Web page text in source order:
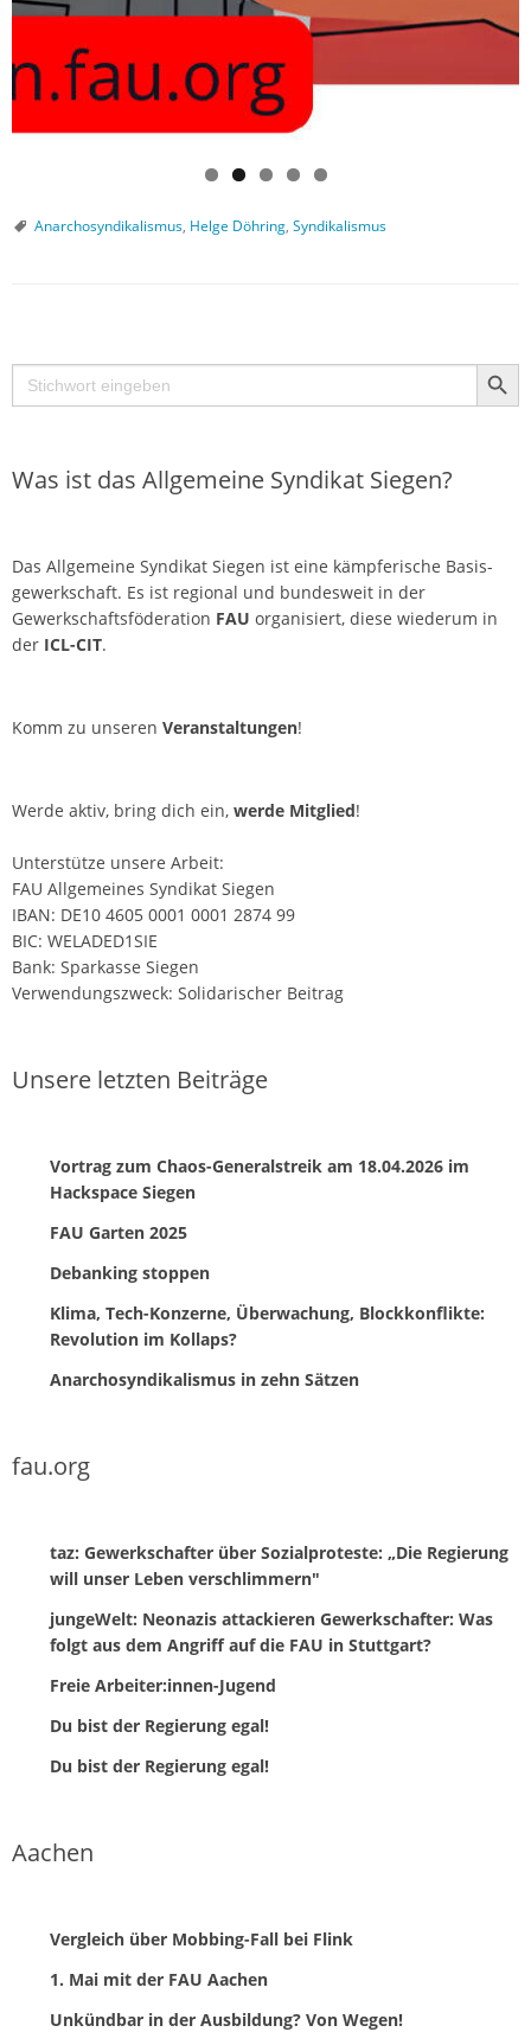
Anarchosyndikalismus, Helge Döhring, Syndikalismus
o
s
N
i
g
a
o
Search
for:
Search
Was ist das Allgemeine Syndikat Siegen?
Das Allgemeine Syndikat Siegen ist eine kämpferische Basis­
gewerkschaft. Es ist regional und bundesweit in der
Gewerkschaftsföderation FAU organisiert, diese wiederum in
der ICL-CIT.
Komm zu unseren Veranstaltungen!
Werde aktiv, bring dich ein, werde Mitglied!
Unterstütze unsere Arbeit:
FAU Allgemeines Syndikat Siegen
IBAN: DE10 4605 0001 0001 2874 99
BIC: WELADED1SIE
Bank: Sparkasse Siegen
Verwendungszweck: Solidarischer Beitrag
Unsere letzten Beiträge
Vortrag zum Chaos-Generalstreik am 18.04.2026 im
Hackspace Siegen
FAU Garten 2025
Debanking stoppen
Klima, Tech-Konzerne, Überwachung, Blockkonflikte:
Revolution im Kollaps?
Anarchosyndikalismus in zehn Sätzen
fau.org
taz: Gewerkschafter über Sozialproteste: „Die Regierung
will unser Leben verschlimmern"
jungeWelt: Neonazis attackieren Gewerkschafter: Was
folgt aus dem Angriff auf die FAU in Stuttgart?
Freie Arbeiter:innen-Jugend
Du bist der Regierung egal!
Du bist der Regierung egal!
Aachen
Vergleich über Mobbing-Fall bei Flink
1. Mai mit der FAU Aachen
Unkündbar in der Ausbildung? Von Wegen!